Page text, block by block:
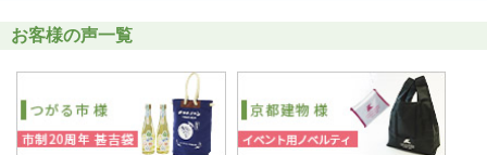
お客様の声一覧